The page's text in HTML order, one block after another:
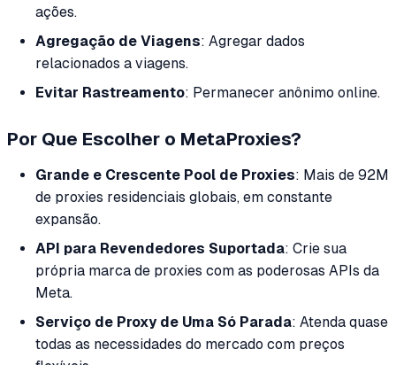
ações.
Agregação de Viagens: Agregar dados
relacionados a viagens.
Evitar Rastreamento: Permanecer anônimo online.
Por Que Escolher o MetaProxies?
Grande e Crescente Pool de Proxies: Mais de 92M
de proxies residenciais globais, em constante
expansão.
API para Revendedores Suportada: Crie sua
própria marca de proxies com as poderosas APIs da
Meta.
Serviço de Proxy de Uma Só Parada: Atenda quase
todas as necessidades do mercado com preços